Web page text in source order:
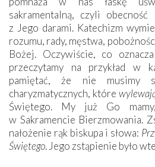
sakramentalną, czyli
z Jego darami. Katechizm
rozumu, rady, męstwa,
Bożej. Oczywiście, co
przeczytamy na przykład w
pamiętać, że nie musimy
charyzmatycznych, które
Świętego. My już Go
w Sakramencie Bierzmowania.
nałożenie rąk biskupa i słowa:
Świętego. Jego zstąpienie było